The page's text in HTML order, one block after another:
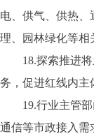
电、供气、供热
理、园林绿化等相
18.探索推进
务，促进红线内主
19.行业主管
通信等市政接入需